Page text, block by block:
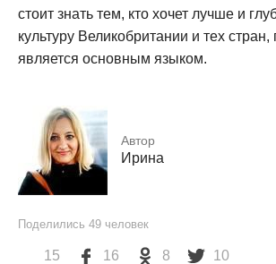
стоит знать тем, кто хочет лучше и
культуру Великобритании и тех стран,
является основным языком.
Автор
Ирина
Поделились 49 человек
15 16 8 10